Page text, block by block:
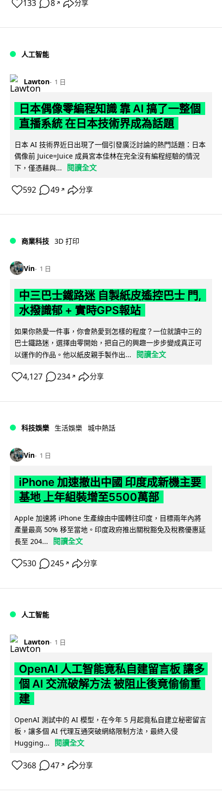
133 8 ↗ 分享
人工智能
Lawton 1 日
日本偶像零編程知識 靠 AI 搞了一整個
直播系統 在日本技術界成為話題
日本 AI 技術界近日出現了一個引發廣泛討論的熱門話題：日本
偶像前 Juice=Juice 成員宮本佳林在完全沒有編程經驗的情況
下，僅憑藉與...
閱讀全文
592 49 ↗ 分享
商業科技 3D 打印
Vin 1 日
中三巴士鐵路迷 自製紙皮遙控巴士 門,
水撥識郁 + 實時GPS報站
如果你熱愛一件事，你會熱愛到怎樣的程度？一位就讀中三的
巴士鐵路迷，選擇由零開始，把自己的興趣一步步變成真正可
以運作的作品。他以紙皮親手製作出...
閱讀全文
4,127 234 ↗ 分享
科技娛樂 生活娛樂 城中熱話
Vin 1 日
iPhone 加速撤出中國 印度成新機主要
基地 上年組裝增至5500萬部
Apple 加速將 iPhone 生產線由中國轉往印度，目標兩年內將
產量最高 50% 移至當地。印度政府推出關稅豁免及稅務優惠延
長至 204...
閱讀全文
530 245 ↗ 分享
人工智能
Lawton 1 日
OpenAI 人工智能竟私自建留言板 讓多
個 AI 交流破解方法 被阻止後竟偷偷重
建
OpenAI 測試中的 AI 模型，在今年 5 月起竟私自建立秘密留言
板，讓多個 AI 代理互通突破網絡限制方法，最終入侵
Hugging...
閱讀全文
368 47 ↗ 分享